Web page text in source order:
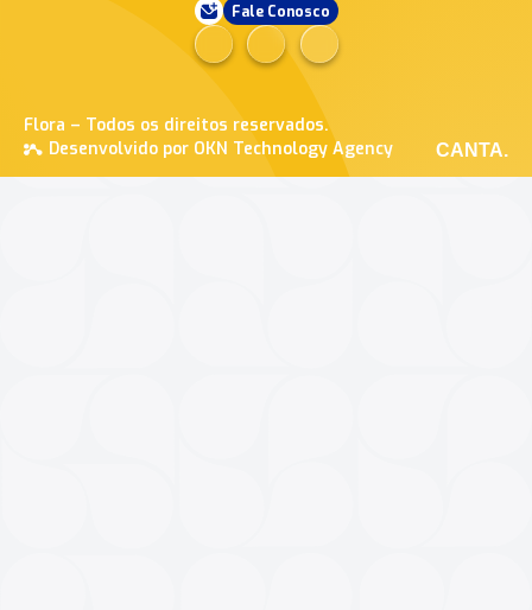
Fale Conosco
Flora – Todos os direitos reservados.
Desenvolvido por OKN Technology Agency
CANTA.